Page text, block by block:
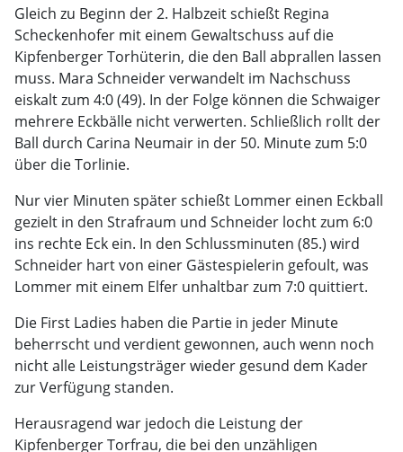
Gleich zu Beginn der 2. Halbzeit schießt Regina
Scheckenhofer mit einem Gewaltschuss auf die
Kipfenberger Torhüterin, die den Ball abprallen lassen
muss. Mara Schneider verwandelt im Nachschuss
eiskalt zum 4:0 (49). In der Folge können die Schwaiger
mehrere Eckbälle nicht verwerten. Schließlich rollt der
Ball durch Carina Neumair in der 50. Minute zum 5:0
über die Torlinie.
Nur vier Minuten später schießt Lommer einen Eckball
gezielt in den Strafraum und Schneider locht zum 6:0
ins rechte Eck ein. In den Schlussminuten (85.) wird
Schneider hart von einer Gästespielerin gefoult, was
Lommer mit einem Elfer unhaltbar zum 7:0 quittiert.
Die First Ladies haben die Partie in jeder Minute
beherrscht und verdient gewonnen, auch wenn noch
nicht alle Leistungsträger wieder gesund dem Kader
zur Verfügung standen.
Herausragend war jedoch die Leistung der
Kipfenberger Torfrau, die bei den unzähligen